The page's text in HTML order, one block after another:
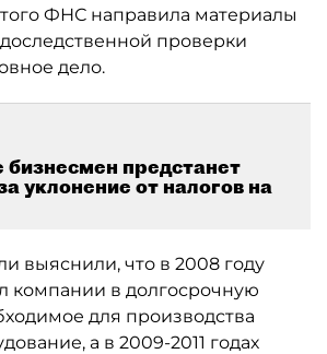
ФНС направила материалы
доследственной проверки
дело.
бизнесмен предстанет
уклонение от налогов на
выяснили, что в 2008 году
компании в долгосрочную
для производства
а в 2009-2011 годах